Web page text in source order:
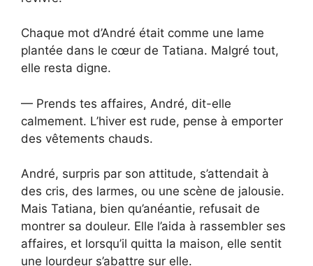
Chaque mot d’André était comme une lame
plantée dans le cœur de Tatiana. Malgré tout,
elle resta digne.
— Prends tes affaires, André, dit-elle
calmement. L’hiver est rude, pense à emporter
des vêtements chauds.
André, surpris par son attitude, s’attendait à
des cris, des larmes, ou une scène de jalousie.
Mais Tatiana, bien qu’anéantie, refusait de
montrer sa douleur. Elle l’aida à rassembler ses
affaires, et lorsqu’il quitta la maison, elle sentit
une lourdeur s’abattre sur elle.